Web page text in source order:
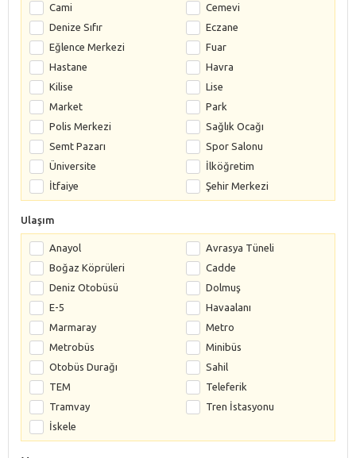
Cami
Cemevi
Denize Sıfır
Eczane
Eğlence Merkezi
Fuar
Hastane
Havra
Kilise
Lise
Market
Park
Polis Merkezi
Sağlık Ocağı
Semt Pazarı
Spor Salonu
Üniversite
İlköğretim
İtfaiye
Şehir Merkezi
Ulaşım
Anayol
Avrasya Tüneli
Boğaz Köprüleri
Cadde
Deniz Otobüsü
Dolmuş
E-5
Havaalanı
Marmaray
Metro
Metrobüs
Minibüs
Otobüs Durağı
Sahil
TEM
Teleferik
Tramvay
Tren İstasyonu
İskele